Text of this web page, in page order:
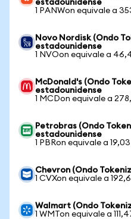
estadounidense
1 PANWon equivale a
Novo Nordisk (Ondo
estadounidense
1 NVOon equivale a
McDonald's (Ondo
estadounidense
1 MCDon equivale a
Petrobras (Ondo
estadounidense
1 PBRon equivale a 19,03
Chevron (Ondo
1 CVXon equivale a
Walmart (Ondo
1 WMTon equivale a